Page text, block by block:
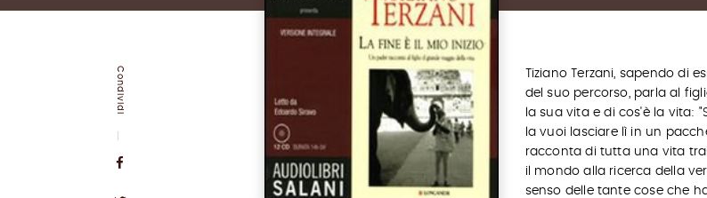
Condividi
Tiziano Terzani, sapendo di
del suo percorso, parla al
la sua vita e di cos'è la vita:
la vuoi lasciare lì in un
racconta di tutta una vita
il mondo alla ricerca della
senso delle tante cose che